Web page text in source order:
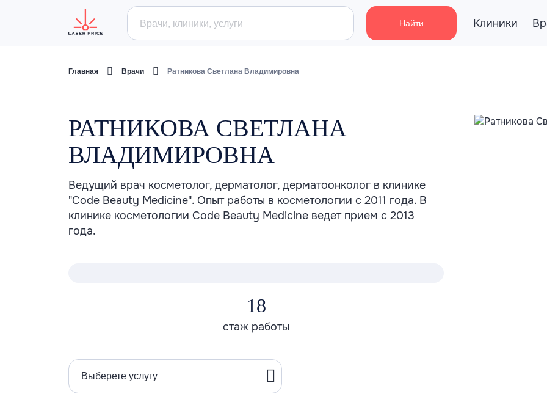
Найти Клиники
Главная Врачи Ратникова Светлана Владимировна
РАТНИКОВА СВЕТЛАНА
ВЛАДИМИРОВНА
Ведущий врач косметолог, дерматолог, дерматоонколог в клинике
"Code Beauty Medicine". Опыт работы в косметологии с 2011 года. В
клинике косметологии Code Beauty Medicine ведет прием с 2013
года.
18
стаж работы
Выберете услугу